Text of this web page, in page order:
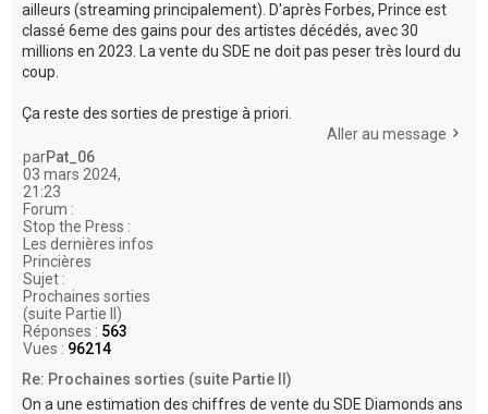
ailleurs (streaming principalement). D'après Forbes, Prince est
classé 6eme des gains pour des artistes décédés, avec 30
millions en 2023. La vente du SDE ne doit pas peser très lourd du
coup.
Ça reste des sorties de prestige à priori.
Aller au message
parPat_06
03 mars 2024,
21:23
Forum :
Stop the Press :
Les dernières infos
Princières
Sujet :
Prochaines sorties
(suite Partie II)
Réponses : 563
Vues : 96214
Re: Prochaines sorties (suite Partie II)
On a une estimation des chiffres de vente du SDE Diamonds ans